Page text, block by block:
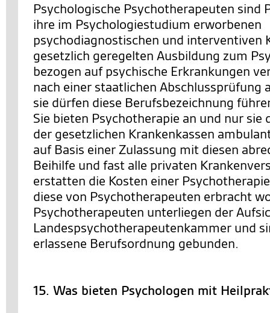
Psychologische Psychotherapeuten sind
ihre im Psychologiestudium erworbenen
psychodiagnostischen und interventiven
gesetzlich geregelten Ausbildung zum
bezogen auf psychische Erkrankungen
nach einer staatlichen Abschlussprüfung
sie dürfen diese Berufsbezeichnung
Sie bieten Psychotherapie an und nur sie
der gesetzlichen Krankenkassen
auf Basis einer Zulassung mit diesen
Beihilfe und fast alle privaten
erstatten die Kosten einer
diese von Psychotherapeuten erbracht
Psychotherapeuten unterliegen der
Landespsychotherapeutenkammer und
erlassene Berufsordnung gebunden.
15. Was bieten Psychologen mit